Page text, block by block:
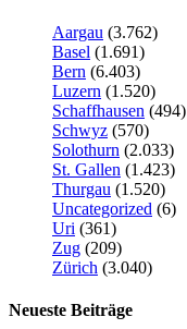
Aargau (3.762)
Basel (1.691)
Bern (6.403)
Luzern (1.520)
Schaffhausen (494)
Schwyz (570)
Solothurn (2.033)
St. Gallen (1.423)
Thurgau (1.520)
Uncategorized (6)
Uri (361)
Zug (209)
Zürich (3.040)
Neueste Beiträge